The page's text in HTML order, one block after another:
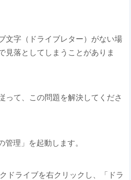
文字（ドライブレター）がない場
見落としてしまうことがありま
って、この問題を解決してくださ
管理」を起動します。
ドライブを右クリックし、「ドラ